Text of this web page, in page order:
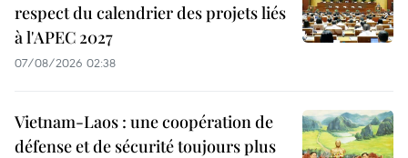
respect du calendrier des projets liés
à l'APEC 2027
07/08/2026 02:38
Vietnam-Laos : une coopération de
défense et de sécurité toujours plus